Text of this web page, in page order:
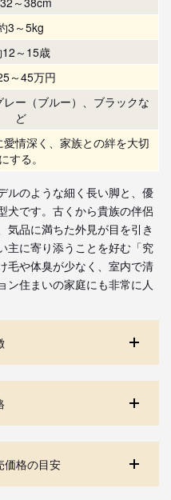
3～5kg
～15歳
～45万円
ー（ブルー）、ブラックな
ど
情深く、家族との絆を大切
にする。
ルのような細く長い脚と、優
犬です。古くから貴族の伴侶
気品に満ちた外見が目を引き
主に寄り添うことを好む「究
毛や体臭が少なく、室内で清
ン住まいの家庭にも非常に人
価格の目安